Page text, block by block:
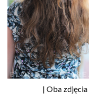
| Oba